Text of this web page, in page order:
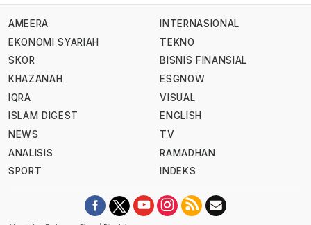
AMEERA
EKONOMI SYARIAH
SKOR
KHAZANAH
IQRA
ISLAM DIGEST
NEWS
ANALISIS
SPORT
INTERNASIONAL
TEKNO
BISNIS FINANSIAL
ESGNOW
VISUAL
ENGLISH
TV
RAMADHAN
INDEKS